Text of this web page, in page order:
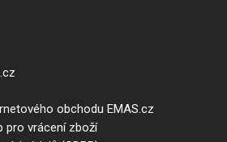
obchodu EMAS.cz
pro vrácení zboží